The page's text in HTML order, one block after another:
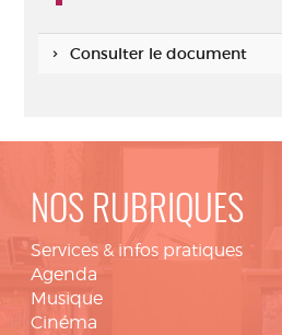
Consulter le document
NOS RUBRIQUES
Services & infos pratiques
Agenda
Musique
Cinéma